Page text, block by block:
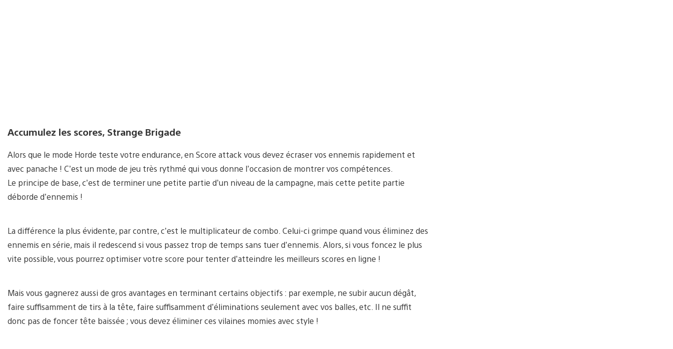
Accumulez les scores, Strange Brigade
Alors que le mode Horde teste votre endurance, en Score attack vous devez écraser vos ennemis rapidement et
avec panache ! C’est un mode de jeu très rythmé qui vous donne l’occasion de montrer vos compétences.
Le principe de base, c’est de terminer une petite partie d’un niveau de la campagne, mais cette petite partie
déborde d’ennemis !
La différence la plus évidente, par contre, c’est le multiplicateur de combo. Celui-ci grimpe quand vous éliminez des
ennemis en série, mais il redescend si vous passez trop de temps sans tuer d’ennemis. Alors, si vous foncez le plus
vite possible, vous pourrez optimiser votre score pour tenter d’atteindre les meilleurs scores en ligne !
Mais vous gagnerez aussi de gros avantages en terminant certains objectifs : par exemple, ne subir aucun dégât,
faire suffisamment de tirs à la tête, faire suffisamment d’éliminations seulement avec vos balles, etc. Il ne suffit
donc pas de foncer tête baissée ; vous devez éliminer ces vilaines momies avec style !